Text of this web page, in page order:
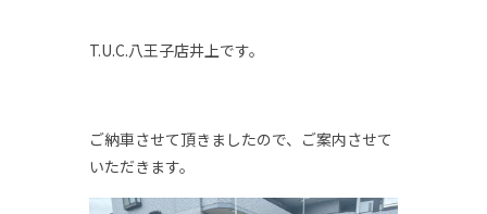
T.U.C.八王子店井上です。
ご納車させて頂きましたので、ご案内させて
いただきます。